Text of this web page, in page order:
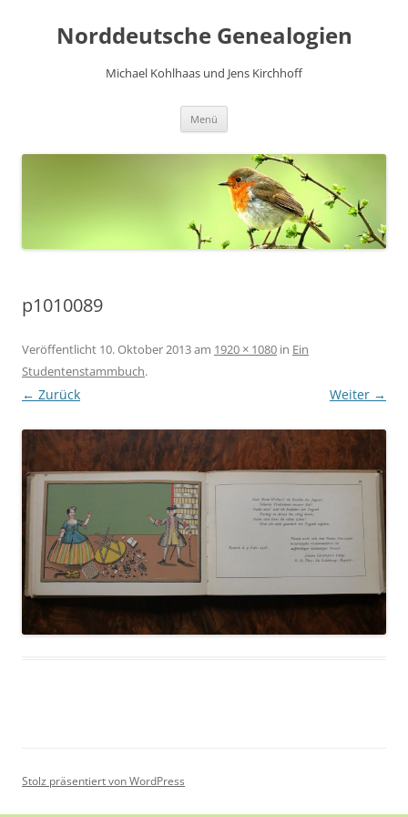
Norddeutsche Genealogien
Michael Kohlhaas und Jens Kirchhoff
Menü
p1010089
Veröffentlicht 10. Oktober 2013am 1920 × 1080 in Ein
Studentenstammbuch.
← Zurück Weiter →
Stolz präsentiert von WordPress